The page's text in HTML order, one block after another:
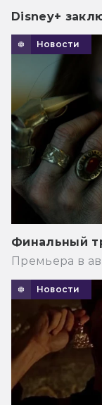
Disney+
Новости
Финальный
Премьера в
Новости